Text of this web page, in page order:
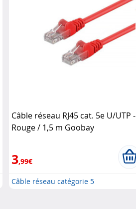
Câble réseau RJ45 cat. 5e U/UTP -
Rouge / 1,5 m Goobay
3,99€
Câble réseau catégorie 5